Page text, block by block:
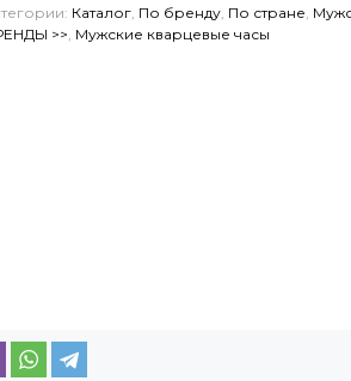
Каталог По бренду По стране
>> Мужские кварцевые часы